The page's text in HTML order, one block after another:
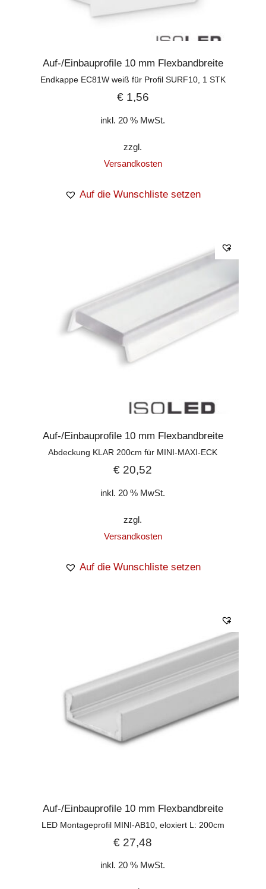
Auf-/Einbauprofile 10 mm Flexbandbreite
Endkappe EC81W weiß für Profil SURF10, 1 STK
€1,56
inkl. 20 % MwSt.
zzgl.
Versandkosten
Auf die Wunschliste setzen
Auf-/Einbauprofile 10 mm Flexbandbreite
Abdeckung KLAR 200cm für MINI-MAXI-ECK
€ 20,52
inkl. 20 % MwSt.
zzgl.
Versandkosten
Auf die Wunschliste setzen
Auf-/Einbauprofile 10 mm Flexbandbreite
LED Montageprofil MINI-AB10, eloxiert L: 200cm
€ 27,48
inkl. 20 % MwSt.